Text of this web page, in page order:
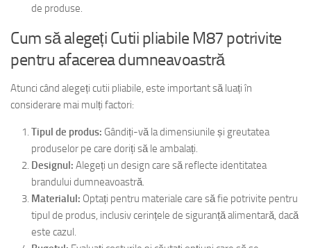
de produse.
Cum să alegeți Cutii pliabile M87 potrivite
pentru afacerea dumneavoastră
Atunci când alegeți cutii pliabile, este important să luați în
considerare mai mulți factori:
Tipul de produs: Gândiți-vă la dimensiunile și greutatea
produselor pe care doriți să le ambalați.
Designul: Alegeți un design care să reflecte identitatea
brandului dumneavoastră.
Materialul: Optați pentru materiale care să fie potrivite pentru
tipul de produs, inclusiv cerințele de siguranță alimentară, dacă
este cazul.